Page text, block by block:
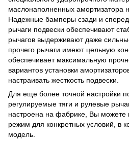
маслонаполненных амортизатора
Надежные бамперы сзади и
рычаги подвески обеспечивают
рычагов выдерживают даже
прочего рычаги имеют цельную
обеспечивает максимальную
вариантов установки
настраивать жесткость подвески.
Для еще более точной настройки
регулируемые тяги и рулевые
настроена на фабрике, Вы можете
режим для конкретных условий, в
модель.